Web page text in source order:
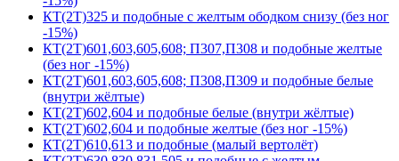
КТ(2Т)325 и подобные с желтым ободком снизу (без ног
-15%)
КТ(2Т)601,603,605,608; П307,П308 и подобные желтые
(без ног -15%)
КТ(2Т)601,603,605,608; П308,П309 и подобные белые
(внутри жёлтые)
КТ(2Т)602,604 и подобные белые (внутри жёлтые)
КТ(2Т)602,604 и подобные желтые (без ног -15%)
КТ(2Т)610,613 и подобные (малый вертолёт)